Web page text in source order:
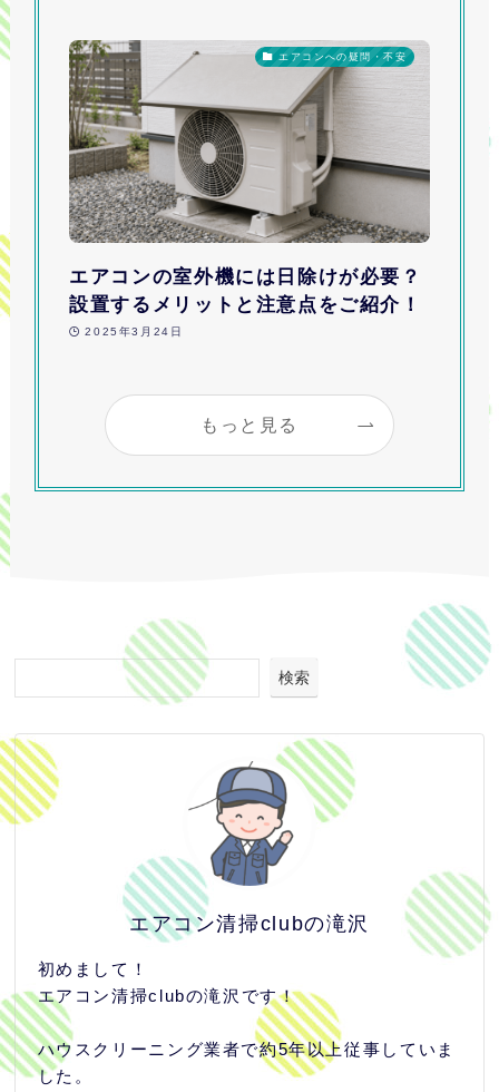
エアコンへの疑問・不安
エアコンの室外機には日除けが必要？
設置するメリットと注意点をご紹介！
2025年3月24日
もっと見る
検索
エアコン清掃clubの滝沢
初めまして！
エアコン清掃clubの滝沢です！
ハウスクリーニング業者で約5年以上従事していま
した。